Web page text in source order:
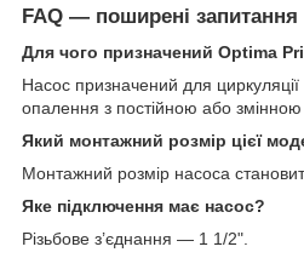
FAQ — поширені запитання
Для чого призначений Optima
Насос призначений для
опалення з постійною або
Який монтажний розмір цієї
Монтажний розмір насоса
Яке підключення має насос?
Різьбове з’єднання — 1 1/2".